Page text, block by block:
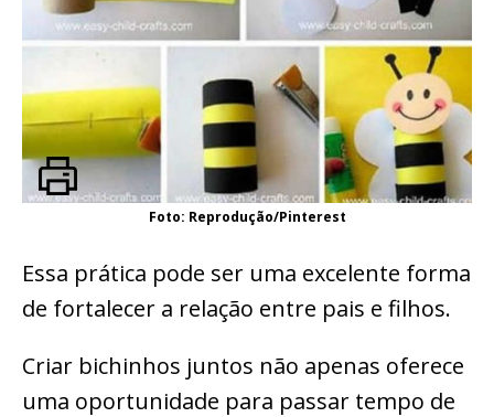
Foto: Reprodução/Pinterest
Essa prática pode ser uma excelente forma
de fortalecer a relação entre pais e filhos.
Criar bichinhos juntos não apenas oferece
uma oportunidade para passar tempo de